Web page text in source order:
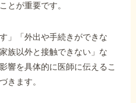
とが重要です。
」「外出や手続きができな
族以外と接触できない」な
響を具体的に医師に伝えるこ
きます。